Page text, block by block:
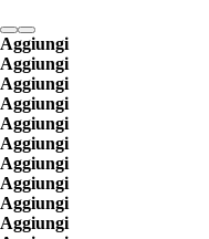
Aggiungi
Aggiungi
Aggiungi
Aggiungi
Aggiungi
Aggiungi
Aggiungi
Aggiungi
Aggiungi
Aggiungi